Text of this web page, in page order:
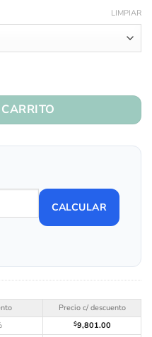
LIMPIAR
CALCULAR
Precio c/ descuento
$9,801.00